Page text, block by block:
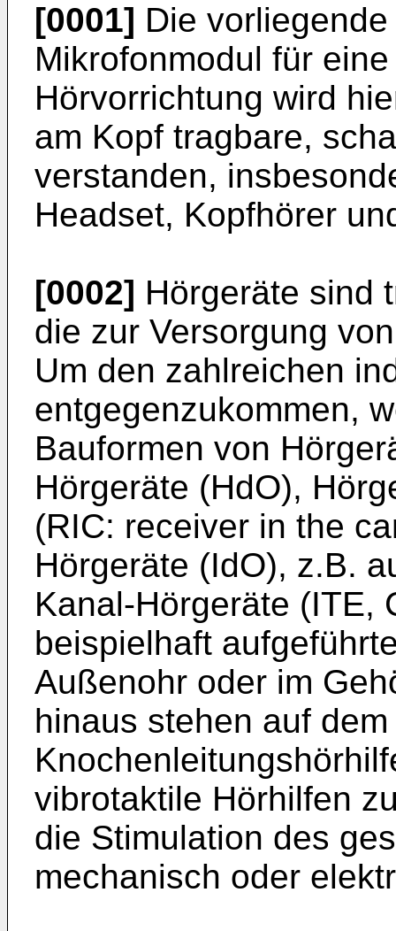
[0001] Die
Mikrofonmodul für
Hörvorrichtung wird
am Kopf tragbare,
verstanden,
Headset, Kopfhörer
[0002] Hörgeräte sind
die zur Versorgung
Um den zahlreichen
entgegenzukommen,
Bauformen von
Hörgeräte (HdO),
(RIC: receiver in the
Hörgeräte (IdO), z.B.
Kanal-Hörgeräte (ITE,
beispielhaft
Außenohr oder im
hinaus stehen auf
vibrotaktile Hörhilfen
die Stimulation des
mechanisch oder